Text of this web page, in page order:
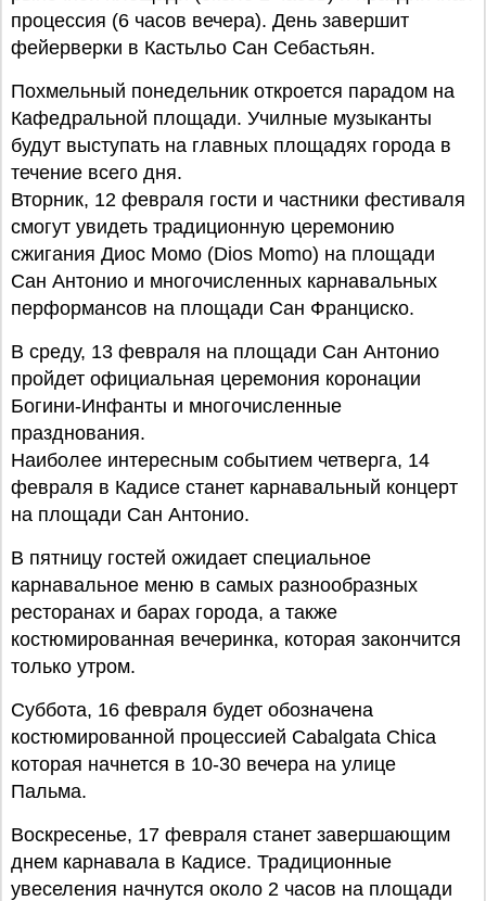
процессия (6 часов вечера). День завершит
фейерверки в Кастьльо Сан Себастьян.
Похмельный понедельник откроется парадом на
Кафедральной площади. Училные музыканты
будут выступать на главных площадях города в
течение всего дня.
Вторник, 12 февраля гости и частники фестиваля
смогут увидеть традиционную церемонию
сжигания Диос Момо (Dios Momo) на площади
Сан Антонио и многочисленных карнавальных
перформансов на площади Сан Франциско.
В среду, 13 февраля на площади Сан Антонио
пройдет официальная церемония коронации
Богини-Инфанты и многочисленные
празднования.
Наиболее интересным событием четверга, 14
февраля в Кадисе станет карнавальный концерт
на площади Сан Антонио.
В пятницу гостей ожидает специальное
карнавальное меню в самых разнообразных
ресторанах и барах города, а также
костюмированная вечеринка, которая закончится
только утром.
Суббота, 16 февраля будет обозначена
костюмированной процессией Cabalgata Chica
которая начнется в 10-30 вечера на улице
Пальма.
Воскресенье, 17 февраля станет завершающим
днем карнавала в Кадисе. Традиционные
увеселения начнутся около 2 часов на площади